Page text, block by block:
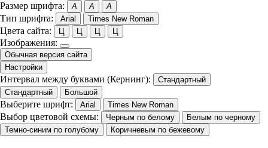
Размер шрифта: A A A
Тип шрифта: Arial Times New Roman
Цвета сайта: Ц Ц Ц Ц
Изображения:
Обычная версия сайта
Настройки
Интервал между буквами (Кернинг):
Стандартный
Стандартный
Большой
Выберите шрифт: Arial Times New Roman
Выбор цветовой схемы: Черным по белому
Белым по черному
Темно-синим по голубому
Коричневым по бежевому